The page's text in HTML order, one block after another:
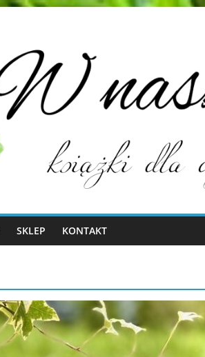
SKLEP KONTAKT